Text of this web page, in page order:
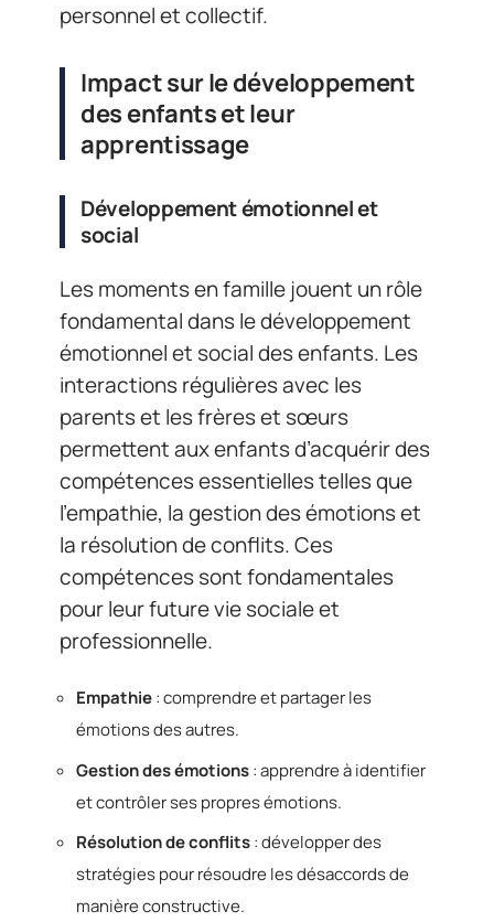
personnel et collectif.
Impact sur le développement
des enfants et leur
apprentissage
Développement émotionnel et
social
Les moments en famille jouent un rôle
fondamental dans le développement
émotionnel et social des enfants. Les
interactions régulières avec les
parents et les frères et sœurs
permettent aux enfants d’acquérir des
compétences essentielles telles que
l’empathie, la gestion des émotions et
la résolution de conflits. Ces
compétences sont fondamentales
pour leur future vie sociale et
professionnelle.
Empathie: comprendre et partager les
émotions des autres.
Gestion des émotions: apprendre à identifier
et contrôler ses propres émotions.
Résolution de conflits: développer des
stratégies pour résoudre les désaccords de
manière constructive.